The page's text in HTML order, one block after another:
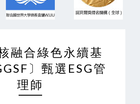
融合綠色永續基
〕甄選ESG管
理師